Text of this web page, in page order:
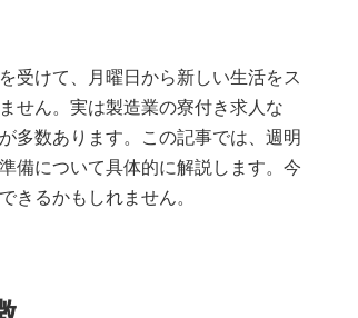
受けて、月曜日から新しい生活をス
せん。実は製造業の寮付き求人な
多数あります。この記事では、週明
備について具体的に解説します。今
きるかもしれません。